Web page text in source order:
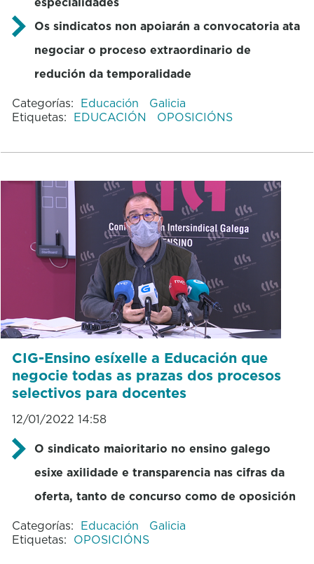
Os sindicatos non apoiarán a convocatoria ata
negociar o proceso extraordinario de
redución da temporalidade
Categorías: Educación
Galicia
Etiquetas: EDUCACIÓN OPOSICIÓNS
CIG-Ensino esíxelle a Educación que
negocie todas as prazas dos procesos
selectivos para docentes
12/01/2022 14:58
O sindicato maioritario no ensino galego
esixe axilidade e transparencia nas cifras da
oferta, tanto de concurso como de oposición
Categorías: Educación
Galicia
Etiquetas: OPOSICIÓNS